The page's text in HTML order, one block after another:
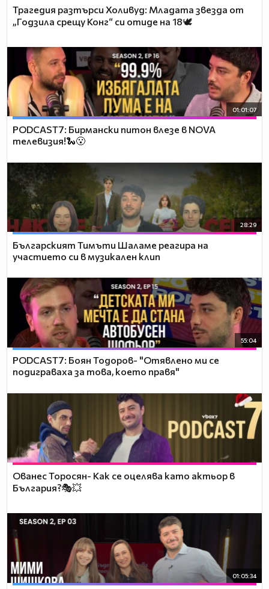
Трагедия разтърси Холивуд: Младата звезда от
„Годзила срещу Конг“ си отиде на 18🕊️
01:01:07
PODCAST7: Бирмански питон влезе в NOVA
телевизия!🐍😮
28:29
Българският Тимъти Шаламе реагира на
участието си в музикален клип
55:04
PODCAST7: ‪Боян Тодоров- "Отявлено ми се
подиграваха за това, което правя"
Ованес Торосян- Как се оцелява като актьор в
България?🎭💥
01:05:34